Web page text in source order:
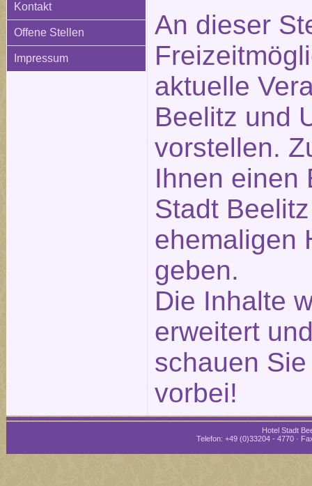
Kontakt
Offene Stellen
Impressum
An dieser
aktuelle
Beelitz und
vorstellen.
Ihnen einen
Stadt
ehemaligen
geben.
Die Inhalte
erweitert
schauen
vorbei!
Hotel Stadt
Telefon: +49 (0)33204 - 4770 ·